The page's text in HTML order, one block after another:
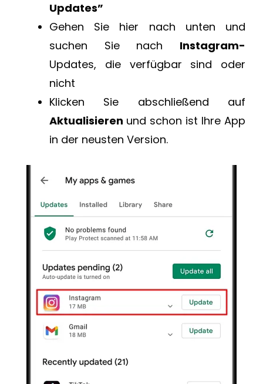
Updates”
Gehen Sie hier nach unten und
suchen Sie nach Instagram-
Updates, die verfügbar sind oder
nicht
Klicken Sie abschließend auf
Aktualisieren und schon ist Ihre App
in der neusten Version.